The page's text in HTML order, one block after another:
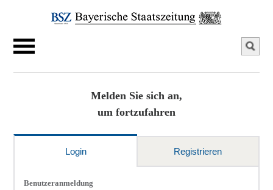
Melden Sie sich an,
um fortzufahren
Login Registrieren
Benutzeranmeldung